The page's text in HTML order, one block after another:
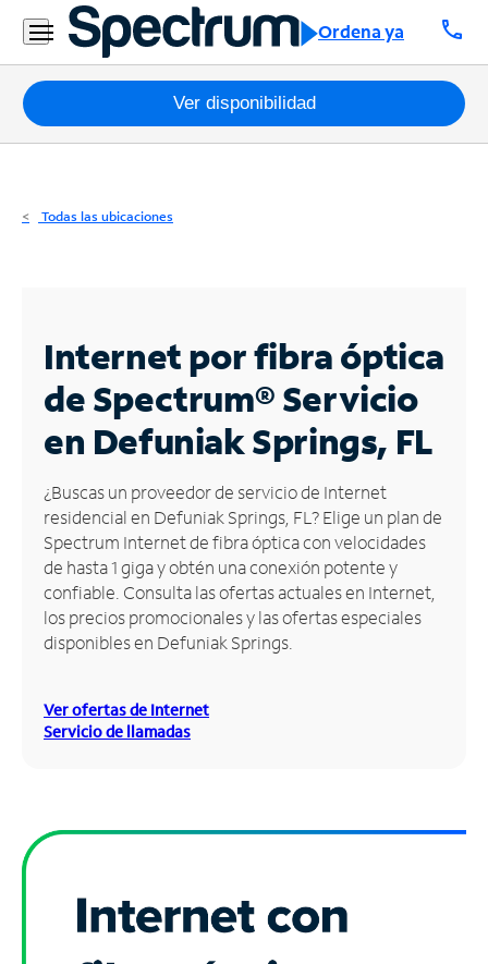
Ordena ya call
Residencial
Business
Paquetes
Internet
Business
Contáctanos
Inglés
Administrar
cuenta
Encuentra
una
tienda
Ver disponibilidad
Todas las ubicaciones
Internet por fibra óptica
de Spectrum®Servicio
en Defuniak Springs, FL
¿Buscas un proveedor de servicio de Internet
residencial en Defuniak Springs, FL? Elige un plan de
Spectrum Internet de fibra óptica con velocidades
de hasta 1 giga y obtén una conexión potente y
confiable. Consulta las ofertas actuales en Internet,
los precios promocionales y las ofertas especiales
disponibles en Defuniak Springs.
Ver ofertas de Internet
Servicio de llamadas